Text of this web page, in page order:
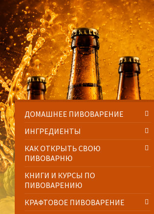
to
content
to
left
sidebar
to
right
sidebar
to
footer
ДОМАШНЕЕ ПИВОВАРЕНИЕ
ИНГРЕДИЕНТЫ
КАК ОТКРЫТЬ СВОЮ
ПИВОВАРНЮ
КНИГИ И КУРСЫ ПО
ПИВОВАРЕНИЮ
КРАФТОВОЕ ПИВОВАРЕНИЕ